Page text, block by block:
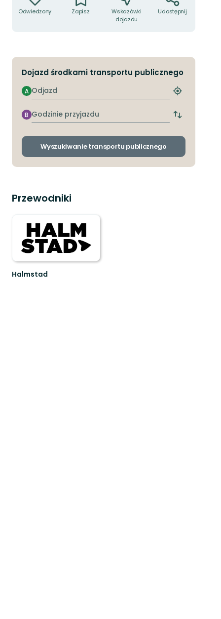
Odwiedzony Zapisz
Wskazówki
dojazdu
Udostępnij
Dojazd środkami transportu publicznego
Odjazd
A
Znajdź
przystanek
Godzinie
przyjazdu
B
Zmiana
odjazdu
przyjazdu
Wyszukiwanie transportu publicznego
Przewodniki
Halmstad